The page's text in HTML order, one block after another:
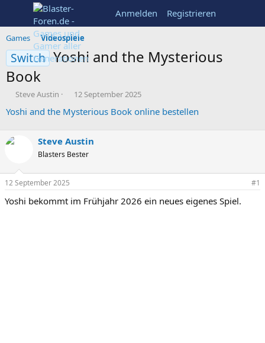
Anmelden Registrieren
Games Videospiele
Switch Yoshi and the Mysterious
Book
E
s
e
r
Steve Austin
E
s
l
l
m
12 September 2025
Yoshi and the Mysterious Book online bestellen
Steve Austin
Blasters Bester
12 September 2025 #1
Yoshi bekommt im Frühjahr 2026 ein neues eigenes Spiel.